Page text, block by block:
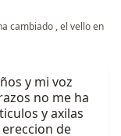
cambiado , el vello en
y mi voz
no me ha
y axilas
de